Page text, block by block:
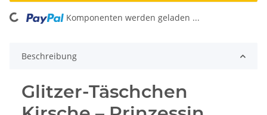
Komponenten werden geladen ...
Beschreibung
Glitzer-Täschchen